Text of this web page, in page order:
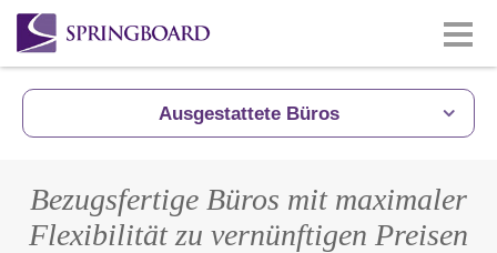
Ausgestattete Büros
Bezugsfertige Büros mit maximaler
Flexibilität zu vernünftigen Preisen